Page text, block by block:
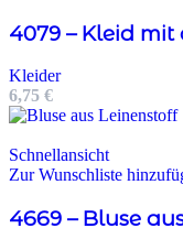
4079 – Kleid
Kleider
6,75 €
Schnellansicht
Zur Wunschliste
4669 – Bluse